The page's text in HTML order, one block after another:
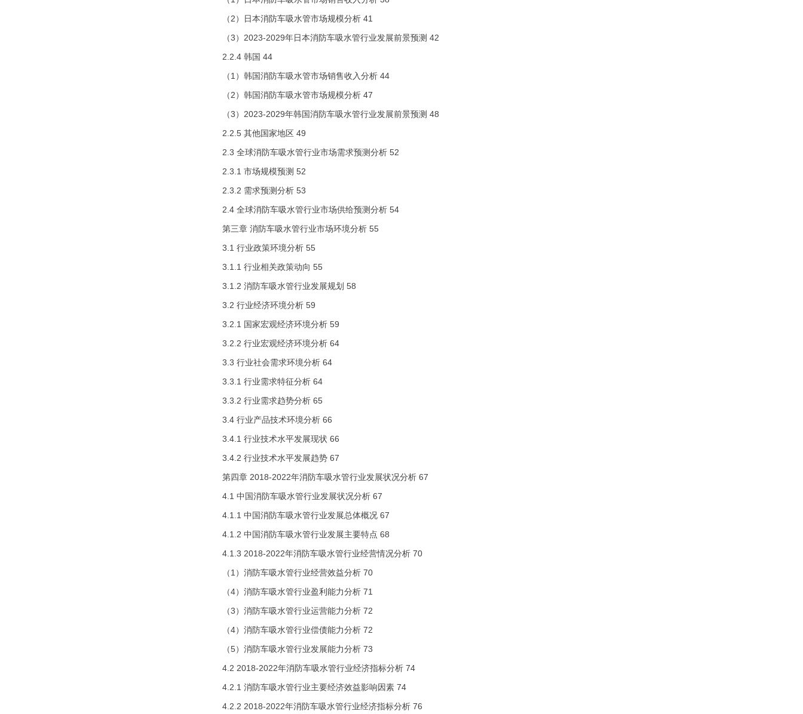
（2）日本消防车吸水管市场规模分析 41
（3）2023-2029年日本消防车吸水管行业发展前景预测 42
2.2.4 韩国 44
（1）韩国消防车吸水管市场销售收入分析 44
（2）韩国消防车吸水管市场规模分析 47
（3）2023-2029年韩国消防车吸水管行业发展前景预测 48
2.2.5 其他国家地区 49
2.3 全球消防车吸水管行业市场需求预测分析 52
2.3.1 市场规模预测 52
2.3.2 需求预测分析 53
2.4 全球消防车吸水管行业市场供给预测分析 54
第三章 消防车吸水管行业市场环境分析 55
3.1 行业政策环境分析 55
3.1.1 行业相关政策动向 55
3.1.2 消防车吸水管行业发展规划 58
3.2 行业经济环境分析 59
3.2.1 国家宏观经济环境分析 59
3.2.2 行业宏观经济环境分析 64
3.3 行业社会需求环境分析 64
3.3.1 行业需求特征分析 64
3.3.2 行业需求趋势分析 65
3.4 行业产品技术环境分析 66
3.4.1 行业技术水平发展现状 66
3.4.2 行业技术水平发展趋势 67
第四章 2018-2022年消防车吸水管行业发展状况分析 67
4.1 中国消防车吸水管行业发展状况分析 67
4.1.1 中国消防车吸水管行业发展总体概况 67
4.1.2 中国消防车吸水管行业发展主要特点 68
4.1.3 2018-2022年消防车吸水管行业经营情况分析 70
（1）消防车吸水管行业经营效益分析 70
（4）消防车吸水管行业盈利能力分析 71
（3）消防车吸水管行业运营能力分析 72
（4）消防车吸水管行业偿债能力分析 72
（5）消防车吸水管行业发展能力分析 73
4.2 2018-2022年消防车吸水管行业经济指标分析 74
4.2.1 消防车吸水管行业主要经济效益影响因素 74
4.2.2 2018-2022年消防车吸水管行业经济指标分析 76